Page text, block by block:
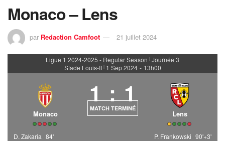
Monaco – Lens
par Redaction Camfoot 21 juillet 2024
Ligue 1 2024-2025 - Regular Season | Journée 3
Stade Louis-II | 1 Sep 2024 - 13h00
Monaco
1 : 1
MATCH TERMINÉ
Lens
D. Zakaria 84' P. Frankowski 90'+3'